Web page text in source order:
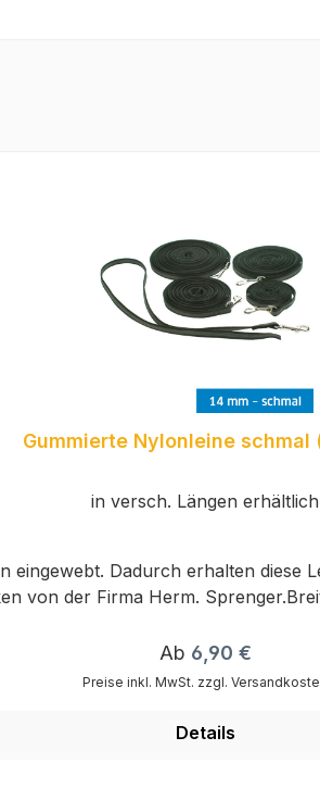
Gummierte Nylonleine schmal
in versch. Längen erhältlich
eingewebt. Dadurch erhalten diese
von der Firma Herm.
Regulärer Preis:
Ab 6,90 €
Preise inkl. MwSt. zzgl.
Details